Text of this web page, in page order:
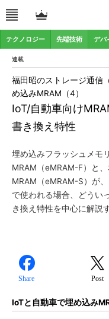
テクノロジー 先端技術 デバ
連載
IoT/自動車向け
書き換え特性
福田昭のストレージ通信
め込みMRAM（4）
埋め込みフラッシュメモ
MRAM（eMRAM-F）と
MRAM（eMRAM-S）が
で使われる場合、どうい
き換え特性を中心に解説
Share Post
IoTと自動車で埋め込み